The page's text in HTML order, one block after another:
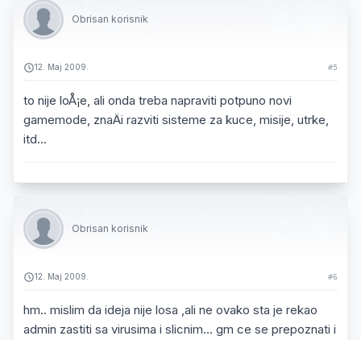
Obrisan korisnik
12. Maj 2009. #5
to nije loÅ¡e, ali onda treba napraviti potpuno novi
gamemode, znaÄi razviti sisteme za kuce, misije, utrke,
itd...
Obrisan korisnik
12. Maj 2009. #6
hm.. mislim da ideja nije losa ,ali ne ovako sta je rekao
admin zastiti sa virusima i slicnim... gm ce se prepoznati i